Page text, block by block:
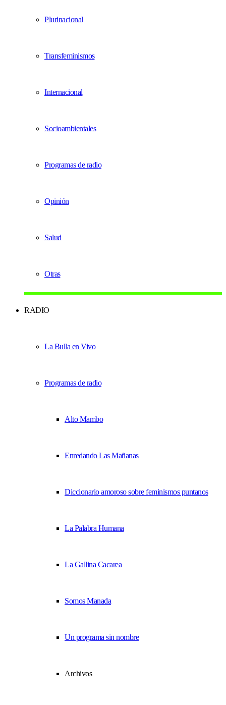
Plurinacional
Transfeminismos
Internacional
Socioambientales
Programas de radio
Opinión
Salud
Otras
RADIO
La Bulla en Vivo
Programas de radio
Alto Mambo
Enredando Las Mañanas
Diccionario amoroso sobre feminismos puntanos
La Palabra Humana
La Gallina Cacarea
Somos Manada
Un programa sin nombre
Archivos